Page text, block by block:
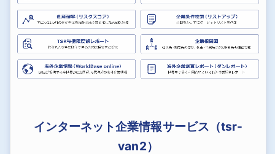
インターネット企業情報サービス（tsr-
van2）